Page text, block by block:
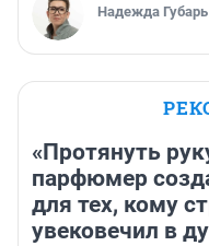
Надежда Губарь
«Протянуть
парфюмер
для тех, кому
увековечил в